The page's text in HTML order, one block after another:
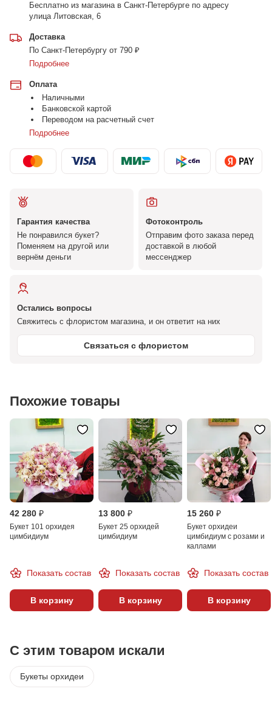
Бесплатно из магазина в Санкт-Петербурге по адресу
улица Литовская, 6
Доставка
По Санкт-Петербургу от 790 ₽
Подробнее
Оплата
Наличными
Банковской картой
Переводом на расчетный счет
Подробнее
Гарантия качества
Не понравился букет?
Поменяем на другой или
вернём деньги
Фотоконтроль
Отправим фото заказа перед
доставкой в любой
мессенджер
Остались вопросы
Свяжитесь с флористом магазина, и он ответит на них
Связаться с флористом
Похожие товары
42 280 ₽
Букет 101 орхидея
цимбидиум
Показать состав
В корзину
13 800 ₽
Букет 25 орхидей
цимбидиум
Показать состав
В корзину
15 260 ₽
Букет орхидеи
цимбидиум с розами и
каллами
Показать состав
В корзину
С этим товаром искали
Букеты орхидеи